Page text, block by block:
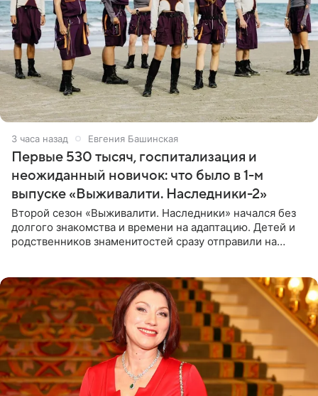
3 часа назад Евгения Башинская
Первые 530 тысяч, госпитализация и
неожиданный новичок: что было в 1-м
выпуске «Выживалити. Наследники-2»
Второй сезон «Выживалити. Наследники» начался без
долгого знакомства и времени на адаптацию. Детей и
родственников знаменитостей сразу отправили на